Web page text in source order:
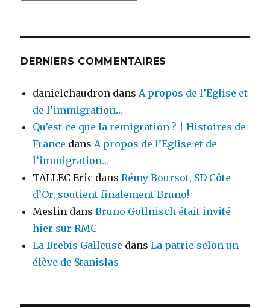
DERNIERS COMMENTAIRES
danielchaudron dansA propos de l’Eglise et
de l’immigration…
Qu’est-ce que la remigration ? | Histoires de
France dansA propos de l’Eglise et de
l’immigration…
TALLEC Eric dansRémy Boursot, SD Côte
d’Or, soutient finalement Bruno!
Meslin dansBruno Gollnisch était invité
hier sur RMC
La Brebis Galleuse dansLa patrie selon un
élève de Stanislas